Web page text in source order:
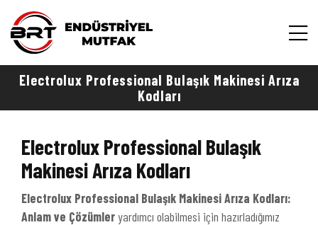
Electrolux Professional Bulaşık Makinesi Arıza
Kodları
Electrolux Professional Bulaşık
Makinesi Arıza Kodları
Electrolux Professional Bulaşık Makinesi Arıza Kodları:
Anlam ve Çözümleryardımcı olabilmesi için hazırladığımız